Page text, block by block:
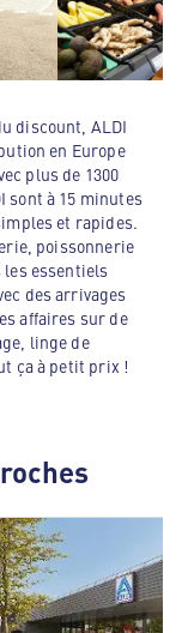
discount, ALDI
en Europe
plus de 1300
sont à 15 minutes
et rapides.
poissonnerie
essentiels
des arrivages
affaires sur de
linge de
ça à petit prix !